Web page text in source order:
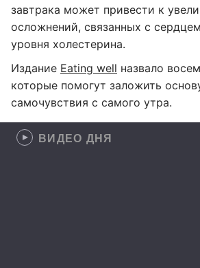
завтрака может привести к
осложнений, связанных с
уровня холестерина.
Издание Eating well назвало
которые помогут заложить
самочувствия с самого утра.
ВИДЕО ДНЯ